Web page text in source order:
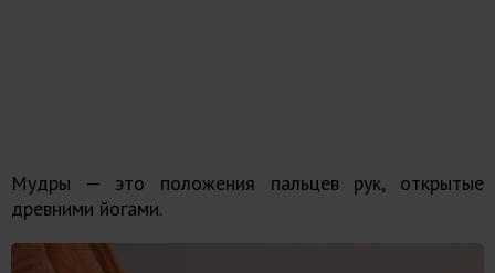
Мудры — это положения пальцев рук, открытые
древними йогами.